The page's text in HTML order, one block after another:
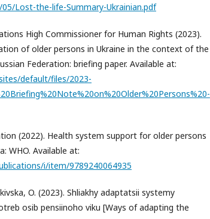
Lost-the-life-Summary-Ukrainian.pdf
High Commissioner for Human Rights (2023).
of older persons in Ukraine in the context of the
Federation: briefing paper. Available at:
default/files/2023-
(2022). Health system support for older persons
WHO. Available at:
i/item/9789240064935
O. (2023). Shliakhy adaptatsii systemy
osib pensiinoho viku [Ways of adapting the